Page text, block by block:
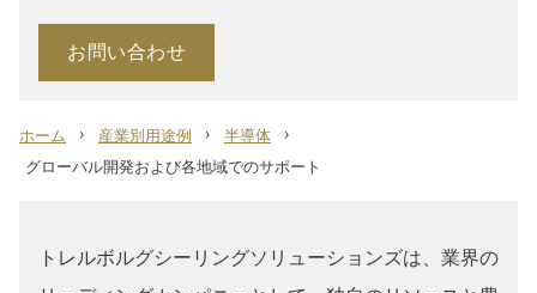
お問い合わせ
ホーム › 産業別用途例 › 半導体 ›
グローバル開発および各地域でのサポート
トレルボルグシーリングソリューションズは、業界の